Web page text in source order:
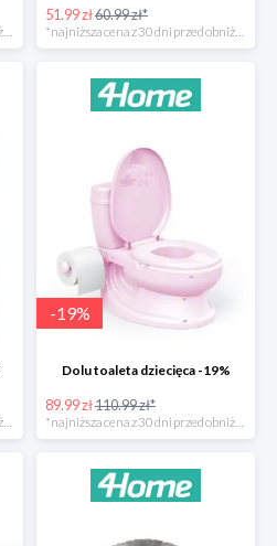
51.99 zł60.99 zł*
*najniższa cena z 30 dni przed obniżką
-19%
Dolu toaleta dziecięca -19%
89.99 zł110.99 zł*
*najniższa cena z 30 dni przed obniżką